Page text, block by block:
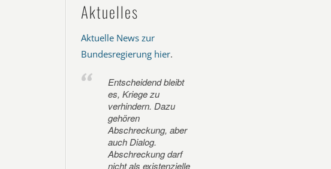
Aktuelles
Aktuelle News zur
Bundesregierung hier.
Entscheidend bleibt
es, Kriege zu
verhindern. Dazu
gehören
Abschreckung, aber
auch Dialog.
Abschreckung darf
nicht als existenzielle